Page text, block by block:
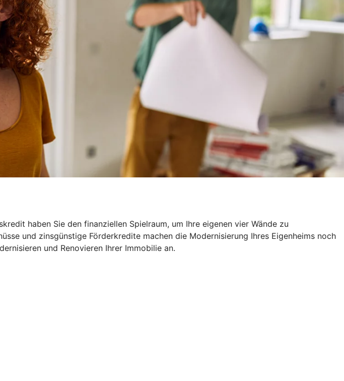
haben Sie den finanziellen Spielraum, um Ihre eigenen vier Wände zu
und zinsgünstige Förderkredite machen die Modernisierung Ihres Eigenheims noch
und Renovieren Ihrer Immobilie an.